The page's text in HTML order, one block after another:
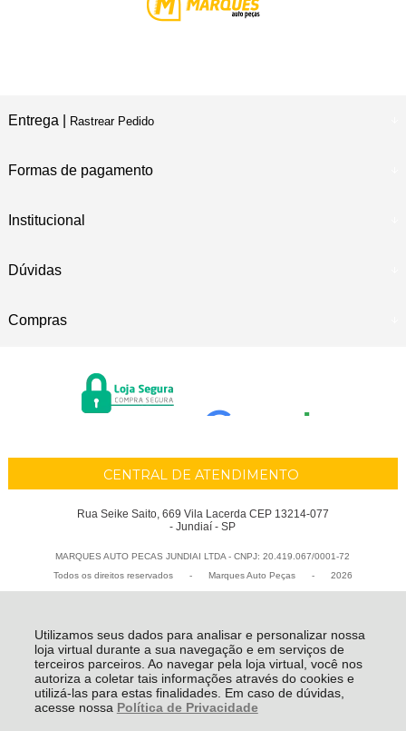
Utilizamos seus dados para analisar e personalizar nossa
loja virtual durante a sua navegação e em serviços de
terceiros parceiros. Ao navegar pela loja virtual, você nos
autoriza a coletar tais informações através do cookies e
utilizá-las para estas finalidades. Em caso de dúvidas,
acesse nossa Política de Privacidade
Entrega | Rastrear Pedido
Formas de pagamento
Institucional
Dúvidas
Compras
CENTRAL DE ATENDIMENTO
Rua Seike Saito, 669 Vila Lacerda CEP 13214-077
- Jundiaí - SP
MARQUES AUTO PECAS JUNDIAI LTDA - CNPJ: 20.419.067/0001-72
Todos os direitos reservados
- Marques Auto Peças - 2026